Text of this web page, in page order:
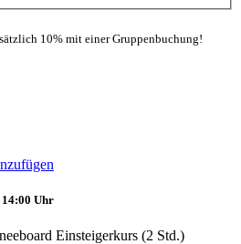
10% mit einer Gruppenbuchung!
14:00 Uhr
Einsteigerkurs (2 Std.)